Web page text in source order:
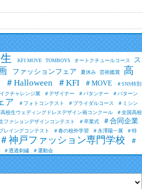
KFI MOVE TOMBOYS オートクチュールコース
ス
ファッションフェア 夏休み 芸術鑑賞
高
＃Halloween ＃KFI ＃MOVE
＃SNS特別
クチャレンジ展 ＃デザイナー ＃パタンナー
＃パターン
ア ＃フォトコンテスト ＃ブライダルコース
＃ミシン
高校生ウェディングドレスデザイン画コンクール
＃全国高校
ファションデザインコンテスト ＃卒業式
＃合同企業
レイングコンテスト ＃春の校外学習 ＃永澤陽一展
＃特
＃神戸ファッション専門学校
＃
＃透過刺繡 ＃運動会